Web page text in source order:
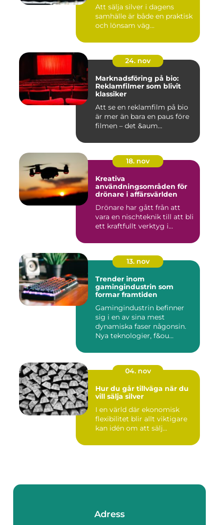
Att sälja silver i dagens
samhälle är både en praktisk
och lönsam väg...
24. nov
Marknadsföring på bio:
Reklamfilmer som blivit
klassiker
Att se en reklamfilm på bio
är mer än bara en paus före
filmen – det &aum...
18. nov
Kreativa
användningsområden för
drönare i affärsvärlden
Drönare har gått från att
vara en nischteknik till att bli
ett kraftfullt verktyg i...
13. nov
Trender inom
gamingindustrin som
formar framtiden
Gamingindustrin befinner
sig i en av sina mest
dynamiska faser någonsin.
Nya teknologier, f&ou...
04. nov
Hur du går tillväga när du
vill sälja silver
I en värld där ekonomisk
flexibilitet blir allt viktigare
kan idén om att sälj...
Adress